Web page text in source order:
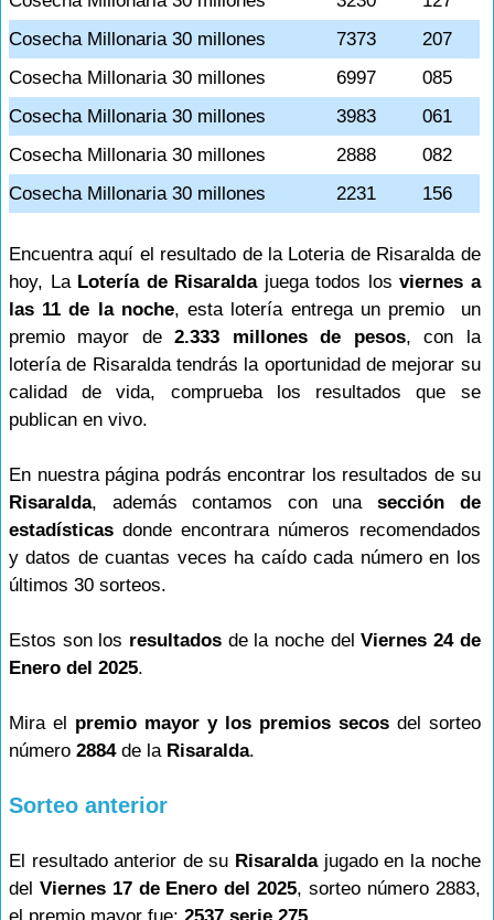
Cosecha Millonaria 30 millones
7373
207
Cosecha Millonaria 30 millones
6997
085
Cosecha Millonaria 30 millones
3983
061
Cosecha Millonaria 30 millones
2888
082
Cosecha Millonaria 30 millones
2231 156
Encuentra aquí el resultado de la Loteria de Risaralda de
hoy, La Lotería de Risaraldajuega todos losviernes a
las 11 de la noche, esta lotería entrega un premio un
premio mayor de2.333 millones de pesos, con la
lotería de Risaralda tendrás la oportunidad de mejorar su
calidad de vida, comprueba los resultados que se
publican en vivo.
En nuestra página podrás encontrar los resultados de su
Risaralda, además contamos con una sección de
estadísticas donde encontrara números recomendados
y datos de cuantas veces ha caído cada número en los
últimos 30 sorteos.
Estos son los resultadosde la noche delViernes 24 de
Enero del 2025.
Mira el premio mayor y los premios secosdel sorteo
número 2884de la Risaralda.
Sorteo anterior
El resultado anterior de su Risaraldajugado en la noche
del Viernes 17 de Enero del 2025, sorteo número 2883,